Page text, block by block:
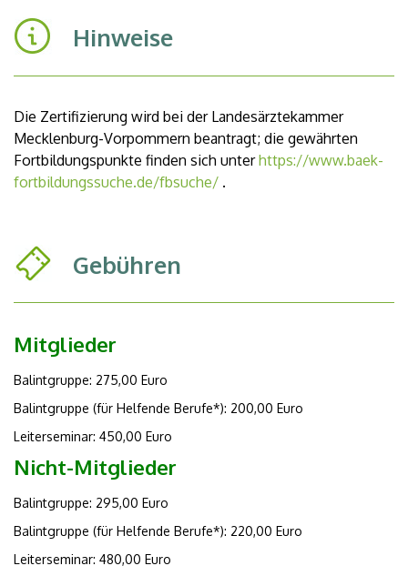
Hinweise
Die Zertifizierung wird bei der Landesärztekammer
Mecklenburg-Vorpommern beantragt; die gewährten
Fortbildungspunkte finden sich unterhttps://www.baek-
fortbildungssuche.de/fbsuche/ .
Gebühren
Mitglieder
Balintgruppe: 275,00 Euro
Balintgruppe (für Helfende Berufe*): 200,00 Euro
Leiterseminar: 450,00 Euro
Nicht-Mitglieder
Balintgruppe: 295,00 Euro
Balintgruppe (für Helfende Berufe*): 220,00 Euro
Leiterseminar: 480,00 Euro